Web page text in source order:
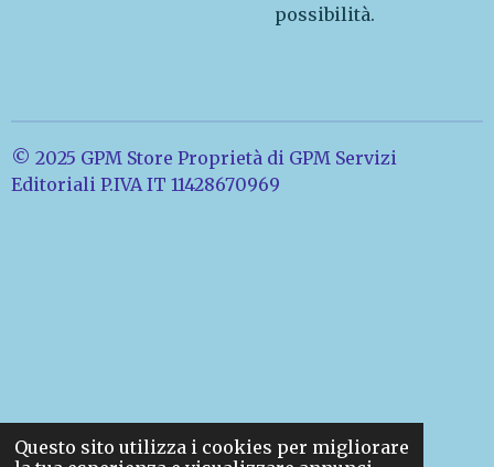
Questo sito utilizza i cookies per migliorare
possibilità.
© 2025 GPM Store Proprietà di GPM Servizi
Editoriali P.IVA IT 11428670969